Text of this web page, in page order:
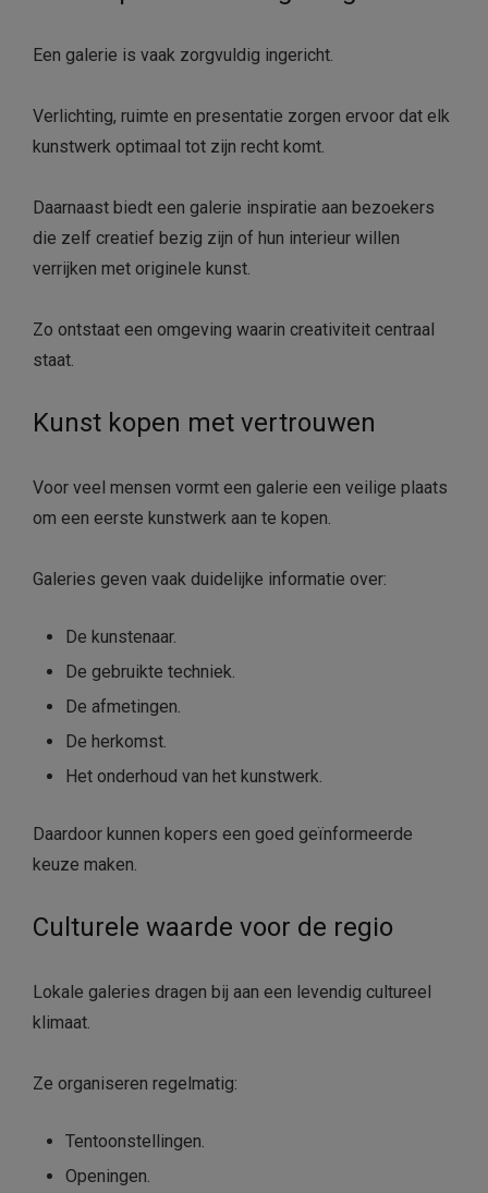
Een galerie is vaak zorgvuldig ingericht.
Verlichting, ruimte en presentatie zorgen ervoor dat elk
kunstwerk optimaal tot zijn recht komt.
Daarnaast biedt een galerie inspiratie aan bezoekers
die zelf creatief bezig zijn of hun interieur willen
verrijken met originele kunst.
Zo ontstaat een omgeving waarin creativiteit centraal
staat.
Kunst kopen met vertrouwen
Voor veel mensen vormt een galerie een veilige plaats
om een eerste kunstwerk aan te kopen.
Galeries geven vaak duidelijke informatie over:
De kunstenaar.
De gebruikte techniek.
De afmetingen.
De herkomst.
Het onderhoud van het kunstwerk.
Daardoor kunnen kopers een goed geïnformeerde
keuze maken.
Culturele waarde voor de regio
Lokale galeries dragen bij aan een levendig cultureel
klimaat.
Ze organiseren regelmatig:
Tentoonstellingen.
Openingen.